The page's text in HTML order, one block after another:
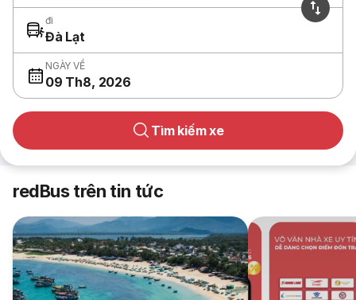
đi
Đà Lạt
NGÀY VỀ
09 Th8, 2026
Tìm kiếm xe
redBus trên tin tức